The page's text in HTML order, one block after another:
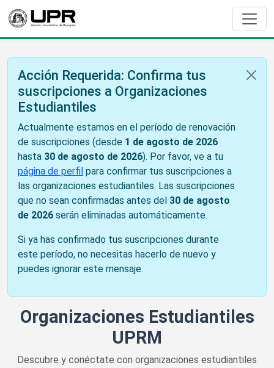
Acción Requerida: Confirma tus
suscripciones a Organizaciones
Estudiantiles
Actualmente estamos en el período de renovación
de suscripciones (desde 1 de agosto de 2026
hasta 30 de agosto de 2026). Por favor, ve a tu
página de perfil para confirmar tus suscripciones a
las organizaciones estudiantiles. Las suscripciones
que no sean confirmadas antes del 30 de agosto
de 2026 serán eliminadas automáticamente.
Si ya has confirmado tus suscripciones durante
este período, no necesitas hacerlo de nuevo y
puedes ignorar este mensaje.
Organizaciones Estudiantiles
UPRM
Descubre y conéctate con organizaciones estudiantiles